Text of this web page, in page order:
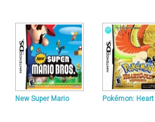
New Super Mario Pokémon: Heart